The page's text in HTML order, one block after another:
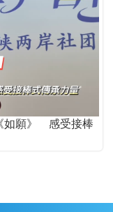
如願》 感受接棒